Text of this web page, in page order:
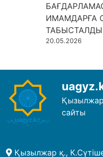
ИМАМДАРҒА
ТАБЫСТАЛДЫ
20.05.2026
Қызылжар
сайты
Қызылжар қ.,